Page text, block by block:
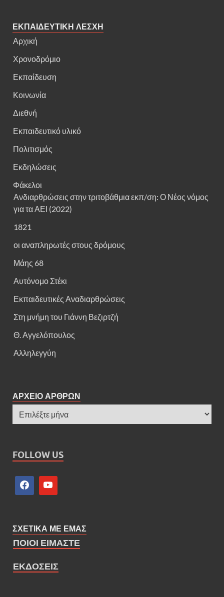
ΕΚΠΑΙΔΕΥΤΙΚΗ ΛΕΣΧΗ
Αρχική
Χρονοδρόμιο
Εκπαίδευση
Κοινωνία
Διεθνή
Εκπαιδευτικό υλικό
Πολιτισμός
Εκδηλώσεις
Φάκελοι
Ανδιαρθρώσεις στην τριτοβάθμια εκπ/ση: Ο Νέος νόμος
για τα ΑΕΙ (2022)
1821
οι αναπληρωτές στους δρόμους
Μάης 68
Αυτόνομο Στέκι
Εκπαιδευτικές Αναδιαρθρώσεις
Στη μνήμη του Γιάννη Βεζιρτζή
Θ. Αγγελόπουλος
Αλληλεγγύη
ΑΡΧΕΙΟ ΑΡΘΡΩΝ
FOLLOW US
ΣΧΕΤΙΚΑ ΜΕ ΕΜΑΣ
ΠΟΙΟΙ ΕΙΜΑΣΤΕ
ΕΚΔΟΣΕΙΣ